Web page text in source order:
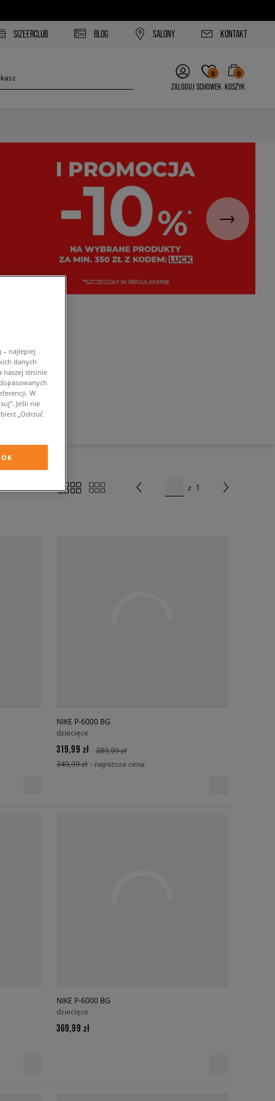
SIZEERCLUB BLOG SALONY KONTAKT
ZALOGUJ
0
SCHOWEK
0
KOSZYK
z 1
NIKE P-6000 BG
dziecięce
319,99 zł
389,99 zł
349,99 zł - najniższa cena
NIKE P-6000 BG
dziecięce
369,99 zł
– najlepiej
danych
naszej stronie
W
Jeśli nie
„Odrzuć
OK